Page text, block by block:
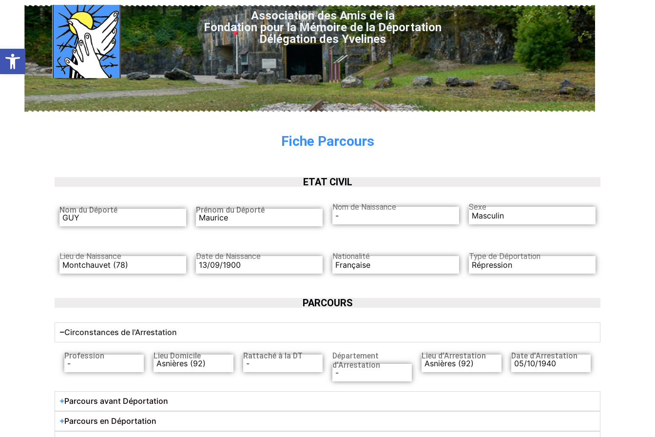
Ouvrir la barre d’outils
Association des Amis de la
Fondation pour la Mémoire de la Déportation
Délégation des Yvelines
Fiche Parcours
ETAT CIVIL
Nom du Déporté
GUY
Prénom du Déporté
Maurice
Nom de Naissance
-
Sexe
Masculin
Lieu de Naissance
Montchauvet (78)
Date de Naissance
13/09/1900
Nationalité
Française
Type de Déportation
Répression
PARCOURS
Circonstances de l'Arrestation
Profession
-
Lieu Domicile
Asnières (92)
Rattaché à la DT
-
Département
d’Arrestation
-
Lieu d’Arrestation
Asnières (92)
Date d’Arrestation
05/10/1940
Parcours avant Déportation
Parcours en Déportation